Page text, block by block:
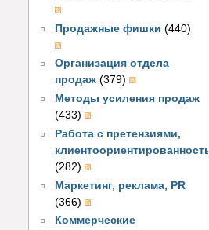
Продажные фишки (440)
Организация отдела
продаж (379)
Методы усиления продаж
(433)
Работа с претензиями,
клиентоориентированность
(282)
Маркетинг, реклама, PR
(366)
Коммерческие